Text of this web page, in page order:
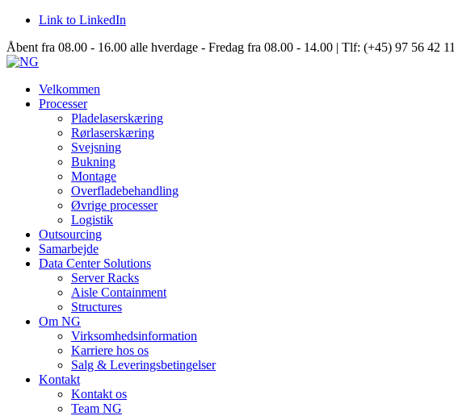
Link to LinkedIn
Åbent fra 08.00 - 16.00 alle hverdage - Fredag fra 08.00 - 14.00 | Tlf: (+45) 97 56 42 11
Velkommen
Processer
Pladelaserskæring
Rørlaserskæring
Svejsning
Bukning
Montage
Overfladebehandling
Øvrige processer
Logistik
Outsourcing
Samarbejde
Data Center Solutions
Server Racks
Aisle Containment
Structures
Om NG
Virksomhedsinformation
Karriere hos os
Salg & Leveringsbetingelser
Kontakt
Kontakt os
Team NG